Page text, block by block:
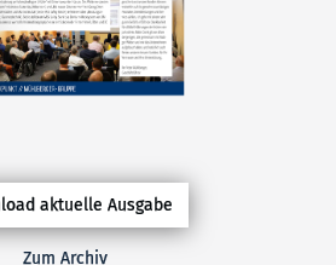
aktuelle Ausgabe
Zum Archiv